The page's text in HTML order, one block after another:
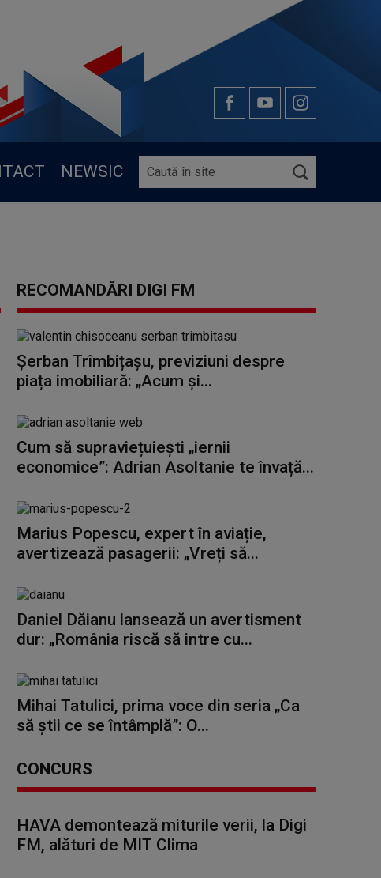
NEWSIC
RECOMANDĂRI DIGI FM
Șerban Trîmbițașu, previziuni despre
piața imobiliară: „Acum și...
Cum să supraviețuiești „iernii
economice”: Adrian Asoltanie te învață...
Marius Popescu, expert în aviație,
avertizează pasagerii: „Vreți să...
Daniel Dăianu lansează un avertisment
dur: „România riscă să intre cu...
Mihai Tatulici, prima voce din seria „Ca
să știi ce se întâmplă”: O...
CONCURS
HAVA demontează miturile verii, la Digi
FM, alături de MIT Clima